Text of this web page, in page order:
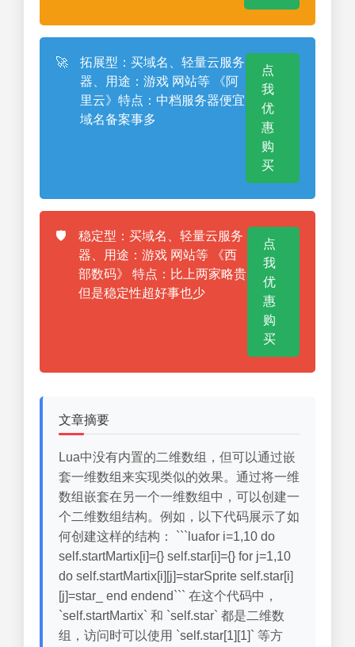
🚀
拓展型：买域名、轻量云服务
器、用途：游戏 网站等 《阿
里云》特点：中档服务器便宜
域名备案事多
点
我
优
惠
购
买
🛡️
稳定型：买域名、轻量云服务
器、用途：游戏 网站等 《西
部数码》 特点：比上两家略贵
但是稳定性超好事也少
点
我
优
惠
购
买
文章摘要
Lua中没有内置的二维数组，但可以通过嵌
套一维数组来实现类似的效果。通过将一维
数组嵌套在另一个一维数组中，可以创建一
个二维数组结构。例如，以下代码展示了如
何创建这样的结构： ```luafor i=1,10 do
self.startMartix[i]={} self.star[i]={} for j=1,10
do self.startMartix[i][j]=starSprite self.star[i]
[j]=star_ end endend``` 在这个代码中，
`self.startMartix` 和 `self.star` 都是二维数
组，访问时可以使用 `self.star[1][1]` 等方